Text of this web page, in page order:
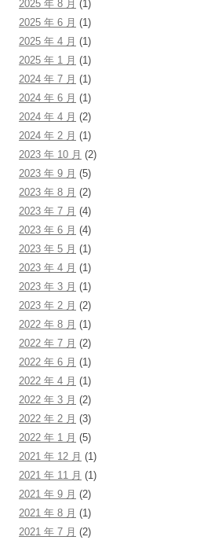
2025 年 8 月 (1)
2025 年 6 月 (1)
2025 年 4 月 (1)
2025 年 1 月 (1)
2024 年 7 月 (1)
2024 年 6 月 (1)
2024 年 4 月 (2)
2024 年 2 月 (1)
2023 年 10 月 (2)
2023 年 9 月 (5)
2023 年 8 月 (2)
2023 年 7 月 (4)
2023 年 6 月 (4)
2023 年 5 月 (1)
2023 年 4 月 (1)
2023 年 3 月 (1)
2023 年 2 月 (2)
2022 年 8 月 (1)
2022 年 7 月 (2)
2022 年 6 月 (1)
2022 年 4 月 (1)
2022 年 3 月 (2)
2022 年 2 月 (3)
2022 年 1 月 (5)
2021 年 12 月 (1)
2021 年 11 月 (1)
2021 年 9 月 (2)
2021 年 8 月 (1)
2021 年 7 月 (2)